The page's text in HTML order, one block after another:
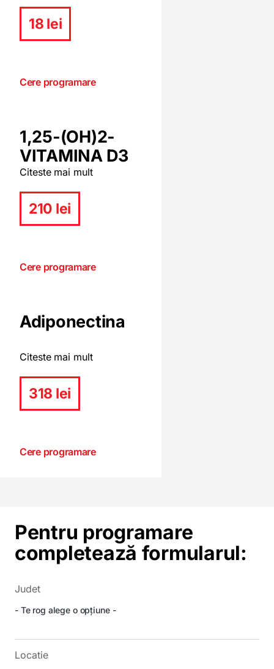
18 lei
Cere programare
1,25-(OH)2-
VITAMINA D3
Citeste mai mult
210 lei
Cere programare
Adiponectina
Citeste mai mult
318 lei
Cere programare
Pentru programare
completează formularul:
Judet
Locatie